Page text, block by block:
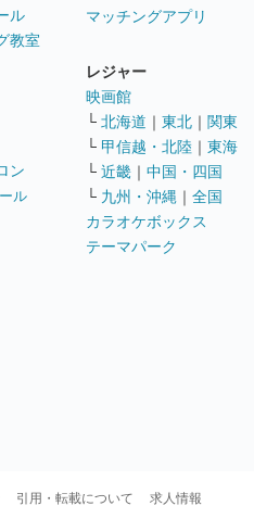
ル
教室
ン
ル
マッチングアプリ
レジャー
映画館
└ 北海道 ｜ 東北 ｜ 関東
└ 甲信越・北陸 ｜ 東海
└ 近畿 ｜ 中国・四国
└ 九州・沖縄 ｜ 全国
カラオケボックス
テーマパーク
引用・転載について 求人情報